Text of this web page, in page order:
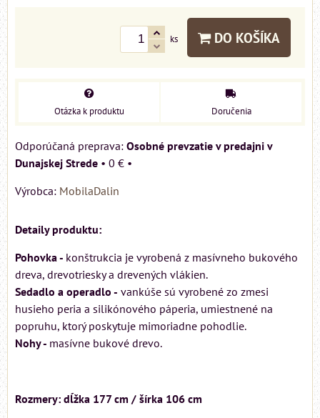
ks DO KOŠÍKA
Otázka k produktu Doručenia
Osobné prevzatie v predajni v
Dunajskej Strede • 0 € •
Výrobca: MobilaDalin
Detaily produktu:
Pohovka - konštrukcia je vyrobená z masívneho bukového
dreva, drevotriesky a drevených vlákien.
Sedadlo a operadlo - vankúše sú vyrobené zo zmesi
husieho peria a silikónového páperia, umiestnené na
popruhu, ktorý poskytuje mimoriadne pohodlie.
Nohy - masívne bukové drevo.
Rozmery: dĺžka 177 cm / šírka 106 cm